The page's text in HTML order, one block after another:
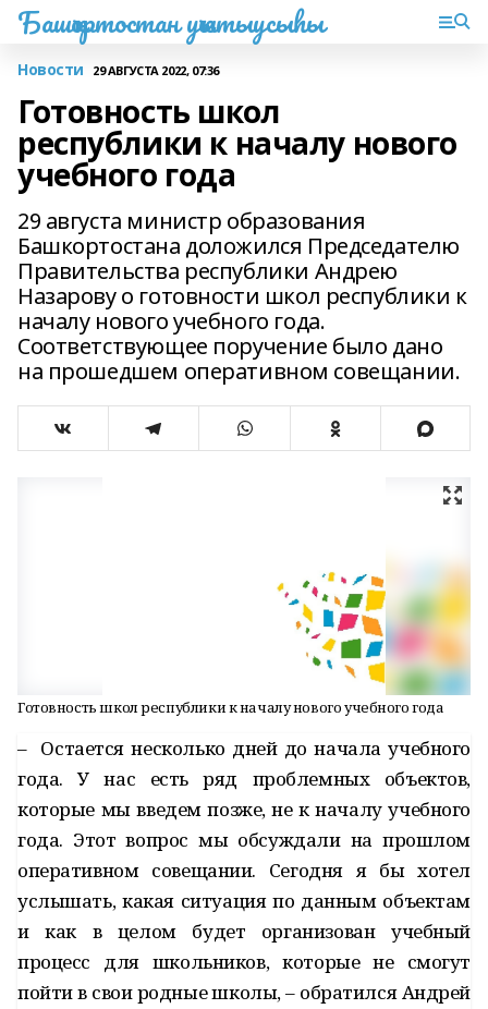
Башҡортостан уҡытыусыһы
Новости 29 АВГУСТА 2022, 07:36
Готовность школ
республики к началу нового
учебного года
29 августа министр образования
Башкортостана доложился Председателю
Правительства республики Андрею
Назарову о готовности школ республики к
началу нового учебного года.
Соответствующее поручение было дано
на прошедшем оперативном совещании.
Готовность школ республики к началу нового учебного года
– Остается несколько дней до начала учебного
года. У нас есть ряд проблемных объектов,
которые мы введем позже, не к началу учебного
года. Этот вопрос мы обсуждали на прошлом
оперативном совещании. Сегодня я бы хотел
услышать, какая ситуация по данным объектам
и как в целом будет организован учебный
процесс для школьников, которые не смогут
пойти в свои родные школы, – обратился Андрей